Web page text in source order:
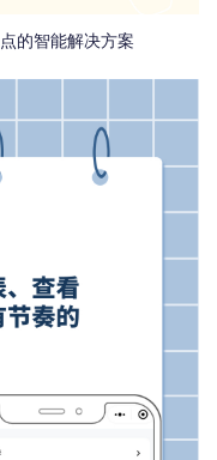
的智能解决方案